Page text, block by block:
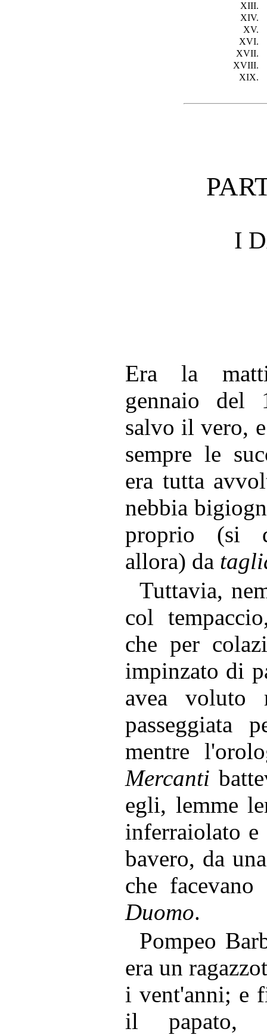
XIII.
XIV.
XV.
XVI.
XVII.
XVIII.
XIX.
I
Era la
gennaio del
salvo il vero,
sempre le
era tutta
nebbia
proprio (si
allora) da
Tuttavia,
col
che per
impinzato di
avea voluto
mentre
Mercanti
egli, lemme
inferraiolato e
bavero, da
che
Duomo.
Pompeo
era un
i vent'anni; e
il papato,